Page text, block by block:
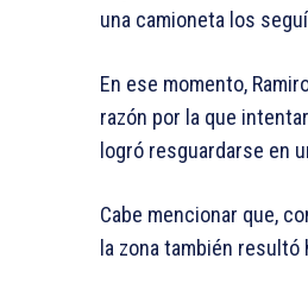
una camioneta los
En ese momento,
razón por la que
logró resguardarse en
Cabe mencionar que,
la zona también resultó